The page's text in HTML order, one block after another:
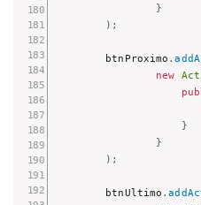
}
) ;
        btnProximo
.
new
}
}
) ;
        btnUltimo
.